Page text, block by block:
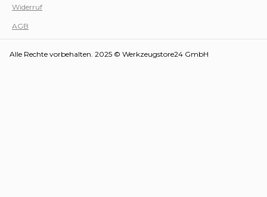
Widerruf
AGB
Alle Rechte vorbehalten. 2025 © Werkzeugstore24 GmbH